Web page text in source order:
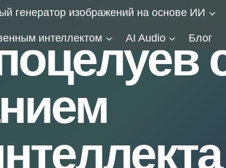
генератор изображений на основе ИИ
интеллектом AI Audio Блог